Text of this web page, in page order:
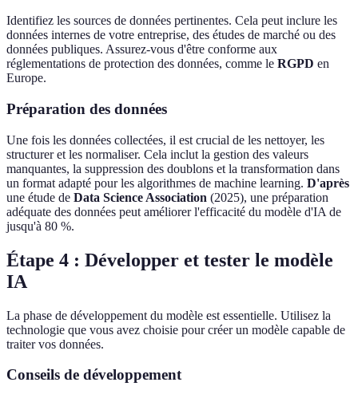
Identifiez les sources de données pertinentes. Cela peut inclure les
données internes de votre entreprise, des études de marché ou des
données publiques. Assurez-vous d'être conforme aux
réglementations de protection des données, comme le RGPD en
Europe.
Préparation des données
Une fois les données collectées, il est crucial de les nettoyer, les
structurer et les normaliser. Cela inclut la gestion des valeurs
manquantes, la suppression des doublons et la transformation dans
un format adapté pour les algorithmes de machine learning. D'après
une étude de Data Science Association (2025), une préparation
adéquate des données peut améliorer l'efficacité du modèle d'IA de
jusqu'à 80 %.
Étape 4 : Développer et tester le modèle
IA
La phase de développement du modèle est essentielle. Utilisez la
technologie que vous avez choisie pour créer un modèle capable de
traiter vos données.
Conseils de développement